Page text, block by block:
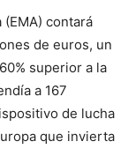
contará
de euros, un
superior a la
a 167
de lucha
que invierta